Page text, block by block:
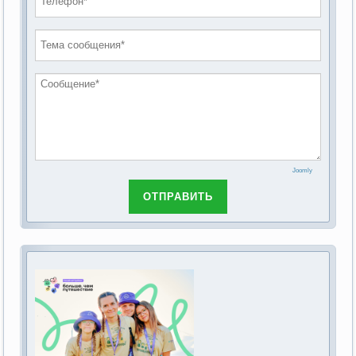
обсуждению Федерального закона Российской
основах социального обслуживания граждан в
2019 год
2018 год
Joomly
ОТПРАВИТЬ